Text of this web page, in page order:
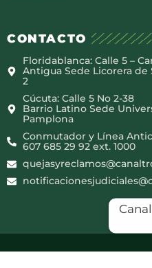
CONTACTO
Floridablanca: Calle 5 –
Antigua Sede Licorera
2
Cúcuta: Calle 5 No 2-38
Barrio Latino Sede
Pamplona
Conmutador y Línea
607 685 29 92 ext. 1000